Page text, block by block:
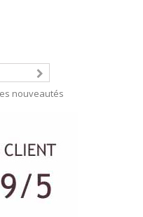
nouveautés